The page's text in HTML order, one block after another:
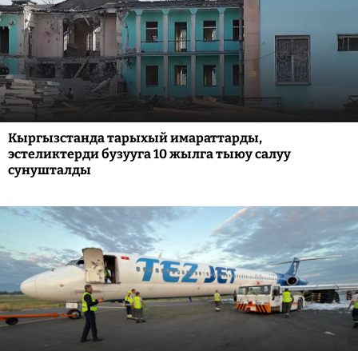
Кыргызстанда тарыхый имараттарды,
эстеликтерди бузууга 10 жылга тыюу салуу
сунушталды